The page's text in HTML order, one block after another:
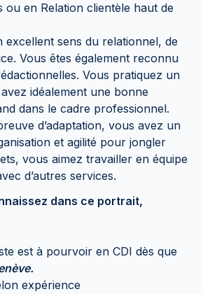
ou en Relation clientèle haut de
excellent sens du relationnel, de
Vous êtes également reconnu
Vous pratiquez un
idéalement une bonne
dans le cadre professionnel.
d’adaptation, vous avez un
et agilité pour jongler
vous aimez travailler en équipe
d’autres services.
dans ce portrait,
est à pourvoir en CDI dès que
expérience